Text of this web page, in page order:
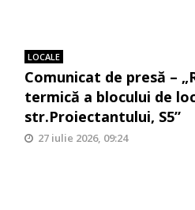
LOCALE
Comunicat de presă –
termică a blocului de
str.Proiectantului, S5”
27 iulie 2026, 09:24